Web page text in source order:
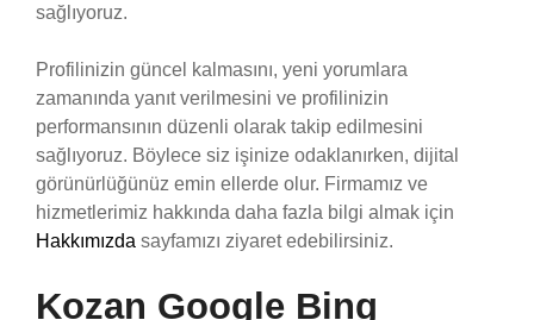
sağlıyoruz.
Profilinizin güncel kalmasını, yeni yorumlara
zamanında yanıt verilmesini ve profilinizin
performansının düzenli olarak takip edilmesini
sağlıyoruz. Böylece siz işinize odaklanırken, dijital
görünürlüğünüz emin ellerde olur. Firmamız ve
hizmetlerimiz hakkında daha fazla bilgi almak için
Hakkımızda sayfamızı ziyaret edebilirsiniz.
Kozan Google Bing